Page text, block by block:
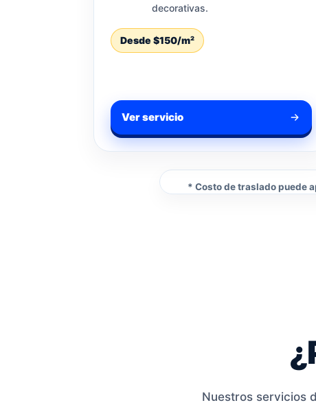
decorativas.
Desde $150/m²
Ver servicio
* Costo de traslado puede
Nuestros servicios